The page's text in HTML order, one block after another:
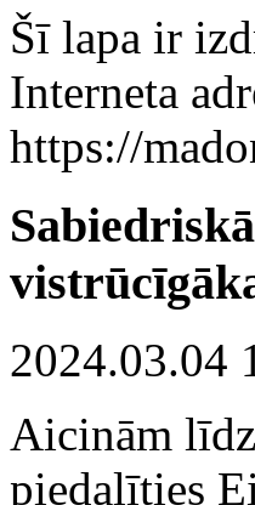
Šī lapa ir
Interneta
https://
2024.03.04
Aicinām
piedalīties